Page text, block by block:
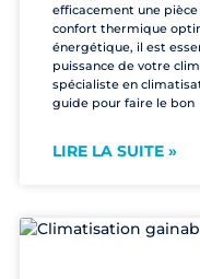
efficacement une pièce
confort thermique
énergétique, il est
puissance de votre
spécialiste en
guide pour faire le bon
LIRE LA SUITE »